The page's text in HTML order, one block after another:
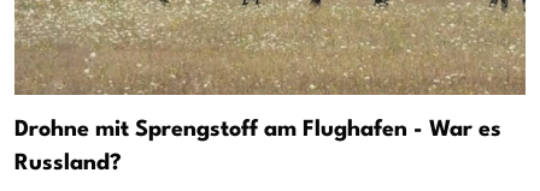
Drohne mit Sprengstoff am Flughafen - War es
Russland?